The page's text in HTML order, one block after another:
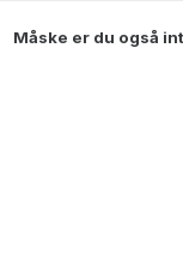
Måske er du også